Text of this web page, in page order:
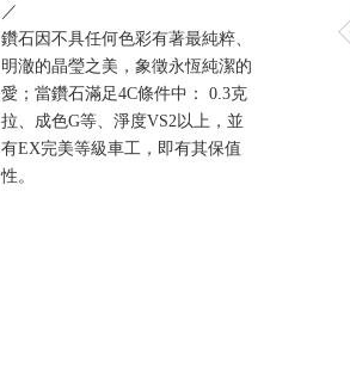
／
鑽石因不具任何色彩有著最純粹、
明澈的晶瑩之美，象徵永恆純潔的
愛；當鑽石滿足4C條件中： 0.3克
拉、成色G等、淨度VS2以上，並
有EX完美等級車工，即有其保值
性。